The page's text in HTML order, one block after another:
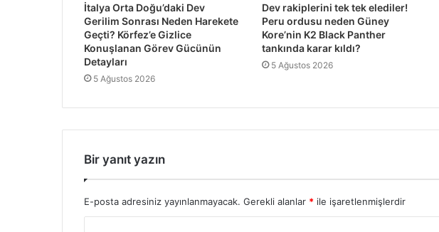
İtalya Orta Doğu’daki Dev
Gerilim Sonrası Neden Harekete
Geçti? Körfez’e Gizlice
Konuşlanan Görev Gücünün
Detayları
5 Ağustos 2026
Dev rakiplerini tek tek elediler!
Peru ordusu neden Güney
Kore’nin K2 Black Panther
tankında karar kıldı?
5 Ağustos 2026
Bir yanıt yazın
E-posta adresiniz yayınlanmayacak. Gerekli alanlar * ile işaretlenmişlerdir